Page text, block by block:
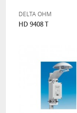
DELTA OHM
HD 9408 T